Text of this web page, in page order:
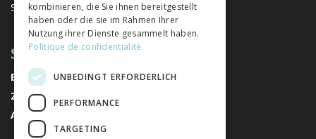
Sozialwissenschaften herausgegeben werden.
SITEMAP
BÜCHER
ZEITSCHRIFTEN
AUTOREN
kombinieren, die Sie ihnen bereitgestellt
haben oder die sie im Rahmen Ihrer
Nutzung ihrer Dienste gesammelt haben.
Politique de confidentialité
UNBEDINGT ERFORDERLICH
PERFORMANCE
TARGETING